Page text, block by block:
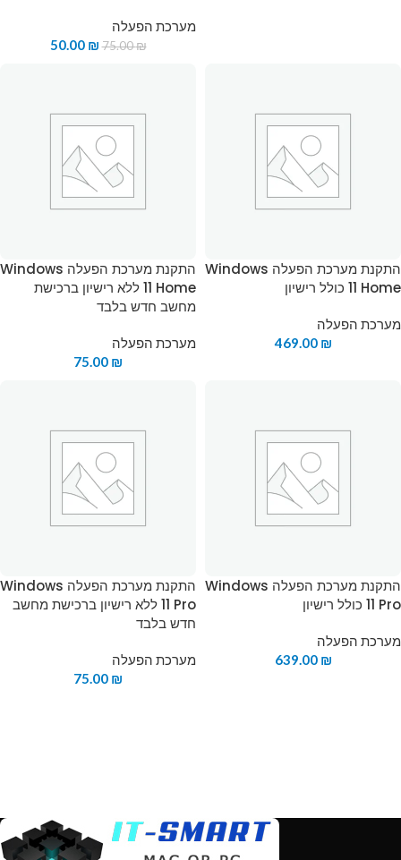
מערכת הפעלה
75.00₪
50.00 ₪
התקנת מערכת הפעלה Windows
11 Home כולל רישיון
מערכת הפעלה
469.00 ₪
התקנת מערכת הפעלה Windows
11 Home ללא רישיון ברכישת
מחשב חדש בלבד
מערכת הפעלה
75.00 ₪
התקנת מערכת הפעלה Windows
11 Pro כולל רישיון
מערכת הפעלה
639.00 ₪
התקנת מערכת הפעלה Windows
11 Pro ללא רישיון ברכישת מחשב
חדש בלבד
מערכת הפעלה
75.00 ₪